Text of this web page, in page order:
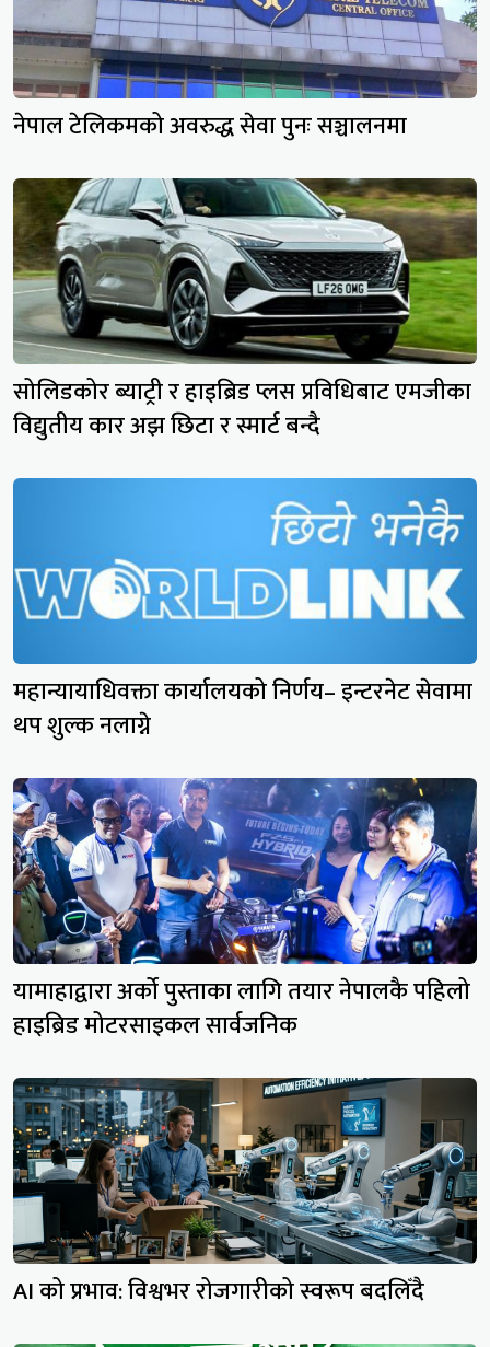
नेपाल टेलिकमको अवरुद्ध सेवा पुनः सञ्चालनमा
सोलिडकोर ब्याट्री र हाइब्रिड प्लस प्रविधिबाट एमजीका
विद्युतीय कार अझ छिटा र स्मार्ट बन्दै
महान्यायाधिवक्ता कार्यालयको निर्णय– इन्टरनेट सेवामा
थप शुल्क नलाग्ने
यामाहाद्वारा अर्को पुस्ताका लागि तयार नेपालकै पहिलो
हाइब्रिड मोटरसाइकल सार्वजनिक
AI को प्रभाव: विश्वभर रोजगारीको स्वरूप बदलिँदै